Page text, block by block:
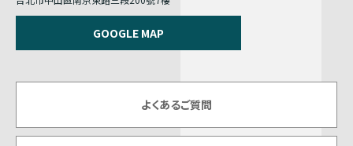
GOOGLE MAP
よくあるご質問